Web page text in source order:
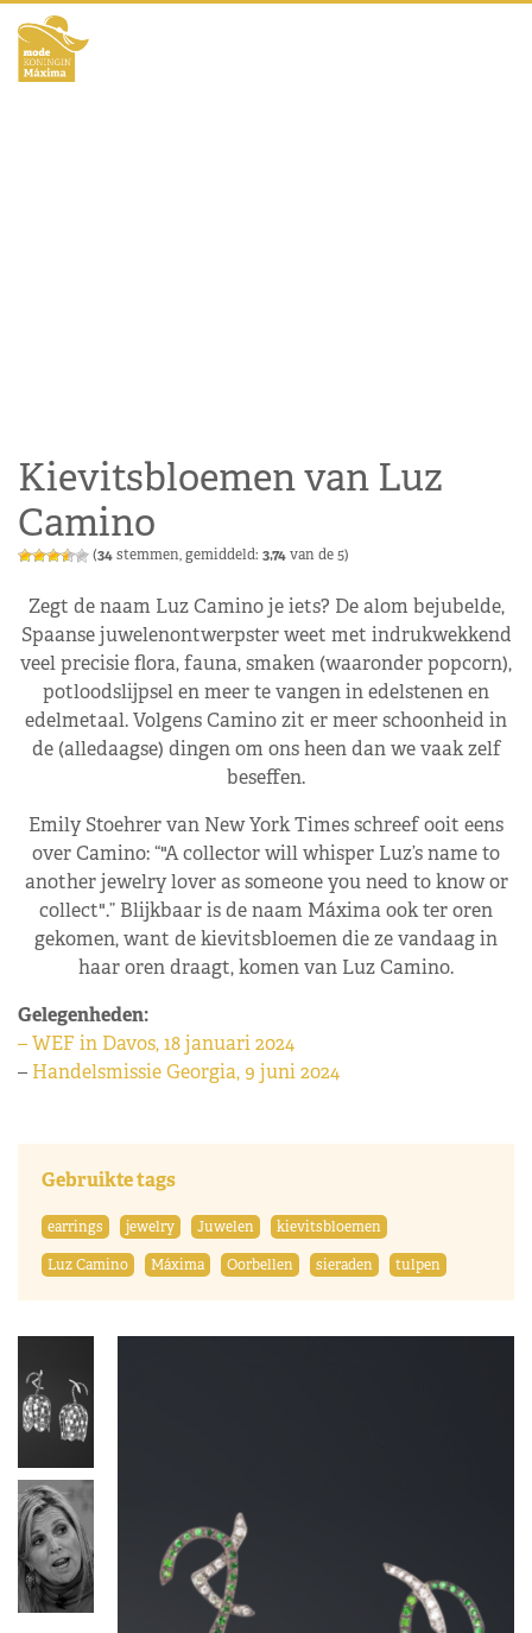
Kievitsbloemen van Luz
Camino
(34stemmen, gemiddeld: 3,74van de 5)
Zegt de naam Luz Camino je iets? De alom bejubelde,
Spaanse juwelenontwerpster weet met indrukwekkend
veel precisie flora, fauna, smaken (waaronder popcorn),
potloodslijpsel en meer te vangen in edelstenen en
edelmetaal. Volgens Camino zit er meer schoonheid in
de (alledaagse) dingen om ons heen dan we vaak zelf
beseffen.
Emily Stoehrer van New York Times schreef ooit eens
over Camino: “A collector will whisper Luz’s name to
another jewelry lover as someone you need to know or
collect .” Blijkbaar is de naam Máxima ook ter oren
gekomen, want de kievitsbloemen die ze vandaag in
haar oren draagt, komen van Luz Camino.
Gelegenheden:
– WEF in Davos, 18 januari 2024
– Handelsmissie Georgia, 9 juni 2024
Gebruikte tags
earrings jewelry Juwelen
kievitsbloemen
Luz Camino
Máxima Oorbellen sieraden tulpen